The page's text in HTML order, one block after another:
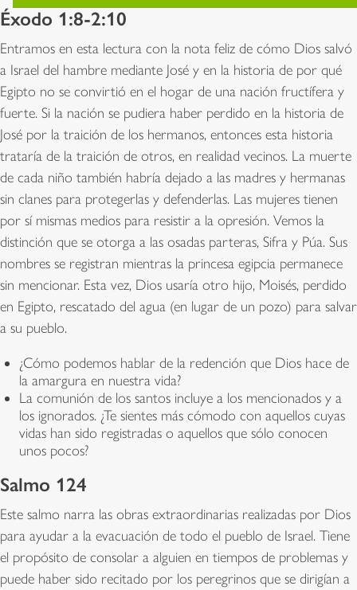
Éxodo 1:8-2:10
Entramos en esta lectura con la nota feliz de cómo Dios salvó
a Israel del hambre mediante José y en la historia de por qué
Egipto no se convirtió en el hogar de una nación fructífera y
fuerte. Si la nación se pudiera haber perdido en la historia de
José por la traición de los hermanos, entonces esta historia
trataría de la traición de otros, en realidad vecinos. La muerte
de cada niño también habría dejado a las madres y hermanas
sin clanes para protegerlas y defenderlas. Las mujeres tienen
por sí mismas medios para resistir a la opresión. Vemos la
distinción que se otorga a las osadas parteras, Sifra y Púa. Sus
nombres se registran mientras la princesa egipcia permanece
sin mencionar. Esta vez, Dios usaría otro hijo, Moisés, perdido
en Egipto, rescatado del agua (en lugar de un pozo) para salvar
a su pueblo.
¿Cómo podemos hablar de la redención que Dios hace de
la amargura en nuestra vida?
La comunión de los santos incluye a los mencionados y a
los ignorados. ¿Te sientes más cómodo con aquellos cuyas
vidas han sido registradas o aquellos que sólo conocen
unos pocos?
Salmo 124
Este salmo narra las obras extraordinarias realizadas por Dios
para ayudar a la evacuación de todo el pueblo de Israel. Tiene
el propósito de consolar a alguien en tiempos de problemas y
puede haber sido recitado por los peregrinos que se dirigían a